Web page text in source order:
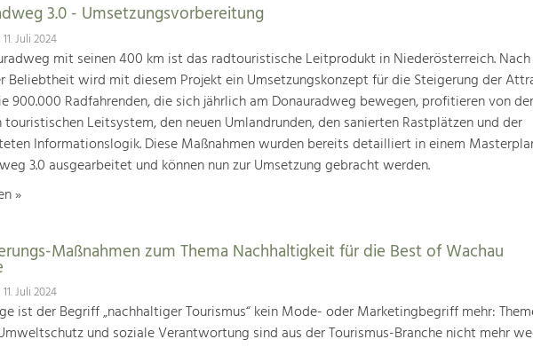
3.0 - Umsetzungsvorbereitung
Juli 2024
mit seinen 400 km ist das radtouristische Leitprodukt in Niederösterreich. Nach
Beliebtheit wird mit diesem Projekt ein Umsetzungskonzept für die Steigerung der
900.000 Radfahrenden, die sich jährlich am Donauradweg bewegen, profitieren von
Leitsystem, den neuen Umlandrunden, den sanierten Rastplätzen und der
Informationslogik. Diese Maßnahmen wurden bereits detailliert in einem
3.0 ausgearbeitet und können nun zur Umsetzung gebracht werden.
»
Maßnahmen zum Thema Nachhaltigkeit für die Best of Wachau
Juli 2024
ist der Begriff „nachhaltiger Tourismus“ kein Mode- oder Marketingbegriff mehr:
und soziale Verantwortung sind aus der Tourismus-Branche nicht mehr